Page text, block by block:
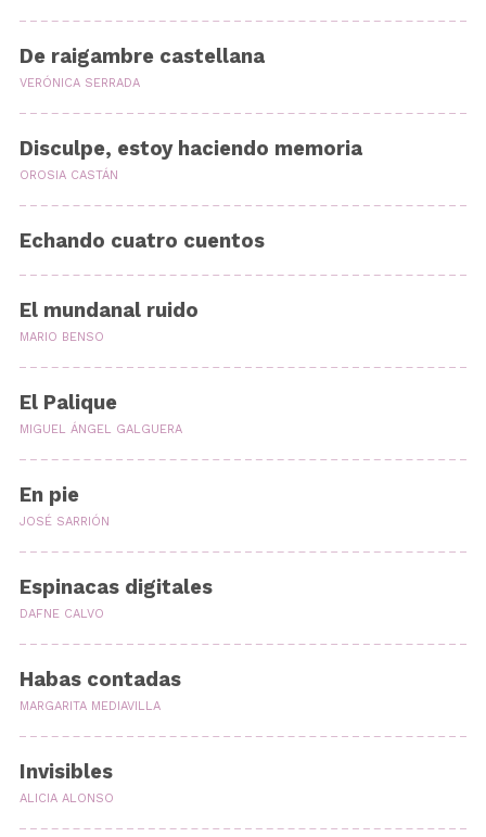
De raigambre castellana
VERÓNICA SERRADA
Disculpe, estoy haciendo memoria
OROSIA CASTÁN
Echando cuatro cuentos
El mundanal ruido
MARIO BENSO
El Palique
MIGUEL ÁNGEL GALGUERA
En pie
JOSÉ SARRIÓN
Espinacas digitales
DAFNE CALVO
Habas contadas
MARGARITA MEDIAVILLA
Invisibles
ALICIA ALONSO